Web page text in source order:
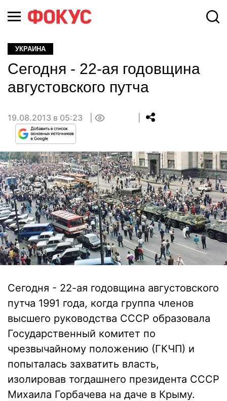
УКРАИНА
Сегодня - 22-ая годовщина
августовского путча
19.08.2013 в 05:23
Сегодня - 22-ая годовщина августовского
путча 1991 года, когда группа членов
высшего руководства СССР образовала
Государственный комитет по
чрезвычайному положению (ГКЧП) и
попыталась захватить власть,
изолировав тогдашнего президента СССР
Михаила Горбачева на даче в Крыму.